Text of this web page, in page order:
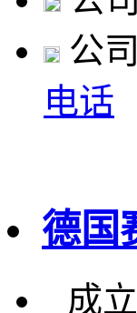
公
电话
德国
成